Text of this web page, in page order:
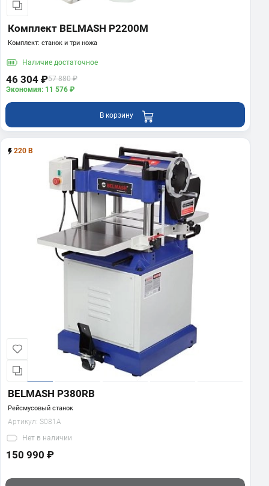
Комплект BELMASH P2200M
Комплект: станок и три ножа
Наличие достаточное
46 304 ₽57 880 ₽
Экономия: 11 576 ₽
В корзину
220 В
BELMASH P380RB
Рейсмусовый станок
Артикул: S081A
Нет в наличии
150 990 ₽